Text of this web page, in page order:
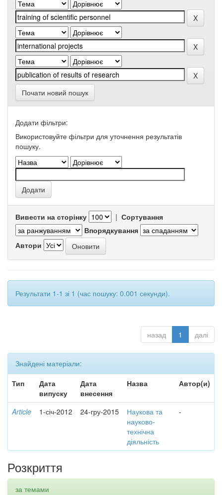
Почати новий пошук
Додати фільтри:
Використовуйте фільтри для уточнення результатів
пошуку.
Вивести на сторінку | Сортування
Впорядкування
Автори
Результати 1-1 зі 1 (час пошуку: 0.001 секунди).
назад 1 далі
Знайдені матеріали:
Тип
Дата
випуску
Дата
внесення
Назва Автор(и)
Article 1-січ-2012 24-гру-2015
Наукова та
науково-
технічна
діяльність
-
Розкриття
за темами